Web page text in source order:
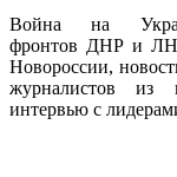
Война на
фронтов ДНР и
Новороссии,
журналистов из
интервью с